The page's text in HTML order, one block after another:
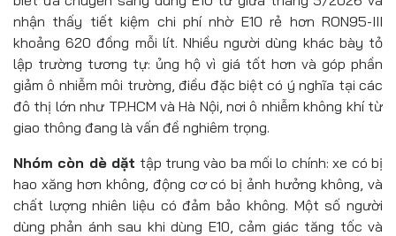
nhận thấy tiết kiệm chi phí nhờ E10 rẻ hơn RON95-III
khoảng 620 đồng mỗi lít. Nhiều người dùng khác bày tỏ
lập trường tương tự: ủng hộ vì giá tốt hơn và góp phần
giảm ô nhiễm môi trường, điều đặc biệt có ý nghĩa tại các
đô thị lớn như TP.HCM và Hà Nội, nơi ô nhiễm không khí từ
giao thông đang là vấn đề nghiêm trọng.
Nhóm còn dè dặt tập trung vào ba mối lo chính: xe có bị
hao xăng hơn không, động cơ có bị ảnh hưởng không, và
chất lượng nhiên liệu có đảm bảo không. Một số người
dùng phản ánh sau khi dùng E10, cảm giác tăng tốc và